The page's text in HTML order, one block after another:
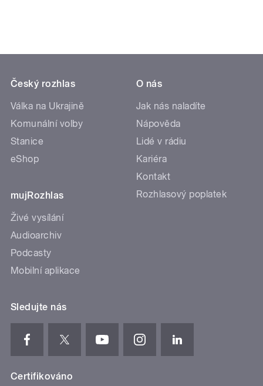
Český rozhlas
Válka na Ukrajině
Komunální volby
Stanice
eShop
mujRozhlas
Živé vysílání
Audioarchiv
Podcasty
Mobilní aplikace
O nás
Jak nás naladíte
Nápověda
Lidé v rádiu
Kariéra
Kontakt
Rozhlasový poplatek
Sledujte nás
Certifikováno